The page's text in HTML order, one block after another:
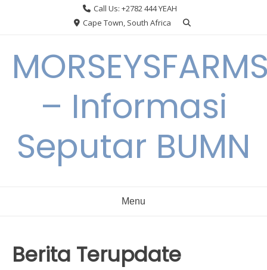
Call Us: +2782 444 YEAH
Cape Town, South Africa
– Informasi
Seputar BUMN
Menu
Berita Terupdate